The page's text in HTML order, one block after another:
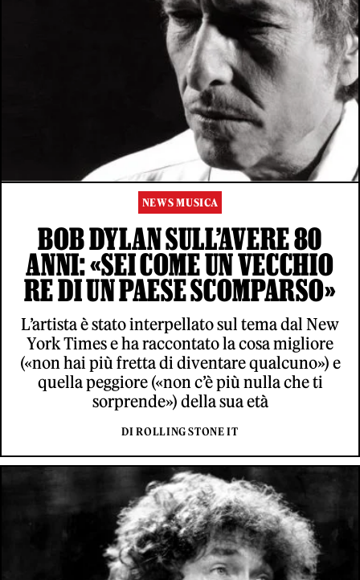
NEWS MUSICA
BOB DYLAN SULL’AVERE 80
ANNI: «SEI COME UN VECCHIO
RE DI UN PAESE SCOMPARSO»
L’artista è stato interpellato sul tema dal New
York Times e ha raccontato la cosa migliore
(«non hai più fretta di diventare qualcuno») e
quella peggiore («non c’è più nulla che ti
sorprende») della sua età
DI ROLLING STONE IT